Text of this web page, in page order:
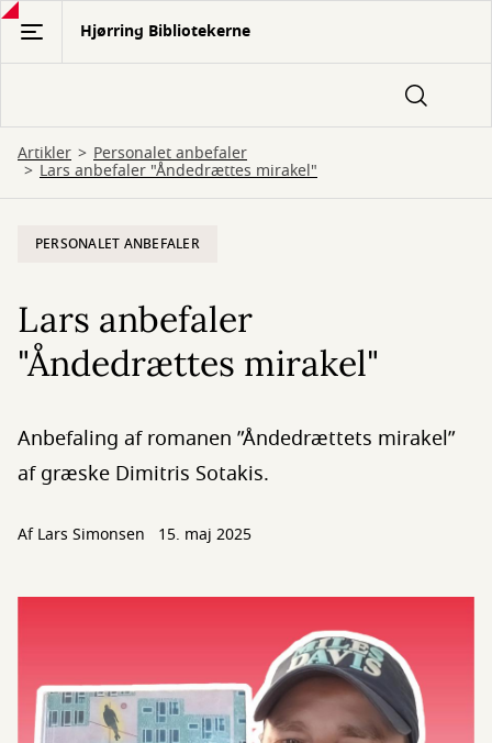
Gå
hovedindhold
Hjørring Bibliotekerne
Artikler Personalet anbefaler
Lars anbefaler "Åndedrættes mirakel"
PERSONALET ANBEFALER
Lars anbefaler
"Åndedrættes mirakel"
Anbefaling af romanen ”Åndedrættets mirakel”
af græske Dimitris Sotakis.
Af Lars Simonsen 15. maj 2025